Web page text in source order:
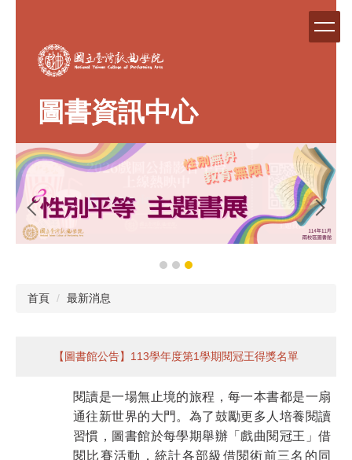
圖書資訊中心
首頁 最新消息
【圖書館公告】113學年度第1學期閱冠王得獎名單
閱讀是一場無止境的旅程，每一本書都是一扇
通往新世界的大門。為了鼓勵更多人培養閱讀
習慣，圖書館於每學期舉辦「戲曲閱冠王」借
閱比賽活動，統計各部級借閱術前三名的同